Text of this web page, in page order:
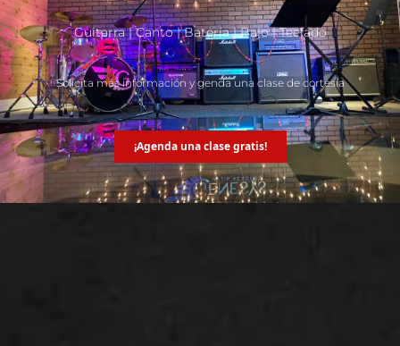
Guitarra | Canto | Batería | Bajo | Teclado
Solicita más información y genda una clase de cortesía
¡Agenda una clase gratis!